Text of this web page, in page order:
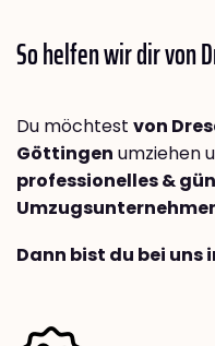
So helfen wir dir von
Du möchtest von
Göttingen umziehen
professionelles &
Dann bist du bei uns